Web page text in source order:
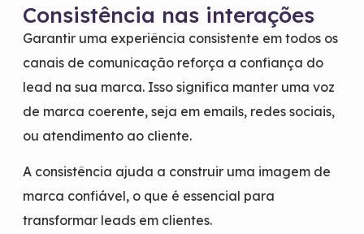
Consistência nas interações
Garantir uma experiência consistente em todos os
canais de comunicação reforça a confiança do
lead na sua marca. Isso significa manter uma voz
de marca coerente, seja em emails, redes sociais,
ou atendimento ao cliente.
A consistência ajuda a construir uma imagem de
marca confiável, o que é essencial para
transformar leads em clientes.